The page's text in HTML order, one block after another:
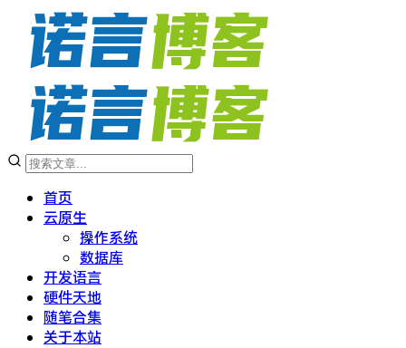
首页
云原生
操作系统
数据库
开发语言
硬件天地
随笔合集
关于本站